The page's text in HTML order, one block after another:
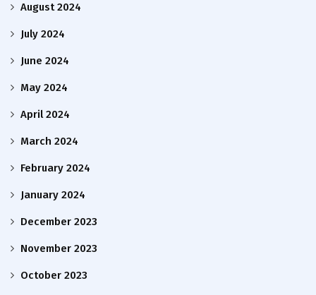
August 2024
July 2024
June 2024
May 2024
April 2024
March 2024
February 2024
January 2024
December 2023
November 2023
October 2023